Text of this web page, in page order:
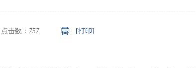
点击数： 757 [打印]